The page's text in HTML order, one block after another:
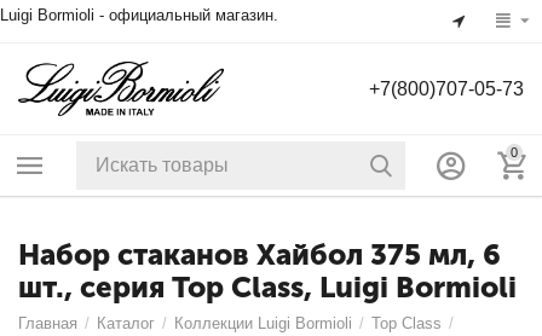
Luigi Bormioli - официальный магазин.
+7(800)707-05-73
0
Набор стаканов Хайбол 375 мл, 6
шт., серия Top Class, Luigi Bormioli
Главная / Каталог / Коллекции Luigi Bormioli / Top Class /